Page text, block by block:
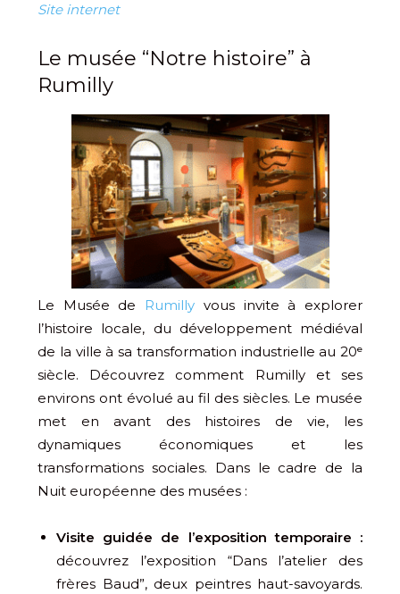
Site internet
Le musée “Notre histoire” à
Rumilly
Le Musée de Rumilly vous invite à explorer
l’histoire locale, du développement médiéval
de la ville à sa transformation industrielle au 20ᵉ
siècle. Découvrez comment Rumilly et ses
environs ont évolué au fil des siècles. Le musée
met en avant des histoires de vie, les
dynamiques économiques et les
transformations sociales. Dans le cadre de la
Nuit européenne des musées :
Visite guidée de l’exposition temporaire :
découvrez l’exposition “Dans l’atelier des
frères Baud”, deux peintres haut-savoyards.